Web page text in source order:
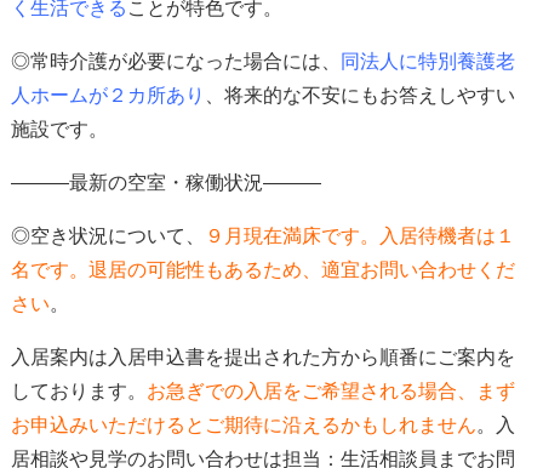
く生活できる ことが特色です。
◎常時介護が必要になった場合には、
同法人に特別養護老
人ホームが２カ所あり 、 将来的な不安にもお答えしやすい
施設です。
―――最新の空室・稼働状況―――
◎空き状況について、 ９ 月現在満床です。入居待機者は１
名です。 退居の可能性もあるため、適宜お問い合わせくだ
さい。
入居案内は入居申込書を提出された方から順番にご案内を
しております。 お急ぎでの入居をご希望される場合、
まず
お申込みいただけると ご期待に沿えるかもしれません。入
居相談や見学のお問い合わせは担当：生活相談員までお問